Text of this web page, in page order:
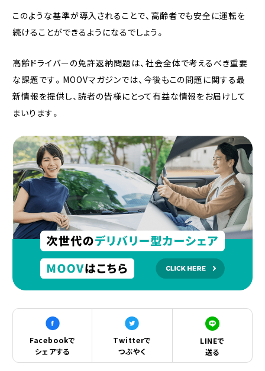
このような基準が導入されることで、高齢者でも安全に運転を
続けることができるようになるでしょう。
高齢ドライバーの免許返納問題は、社会全体で考えるべき重要
な課題です。MOOVマガジンでは、今後もこの問題に関する最
新情報を提供し、読者の皆様にとって有益な情報をお届けして
まいります。
Facebookで
シェアする
Twitterで
つぶやく
LINEで
送る